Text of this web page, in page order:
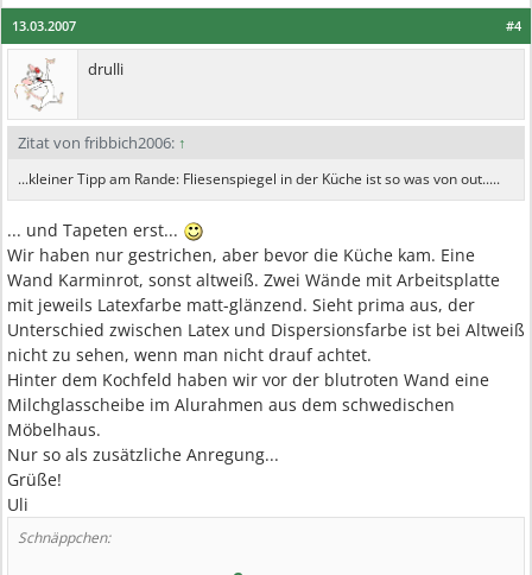
#4
13.03.2007
drulli
Zitat von fribbich2006: ↑
...kleiner Tipp am Rande: Fliesenspiegel in der Küche ist so was von out.....
... und Tapeten erst...
Wir haben nur gestrichen, aber bevor die Küche kam. Eine
Wand Karminrot, sonst altweiß. Zwei Wände mit Arbeitsplatte
mit jeweils Latexfarbe matt-glänzend. Sieht prima aus, der
Unterschied zwischen Latex und Dispersionsfarbe ist bei Altweiß
nicht zu sehen, wenn man nicht drauf achtet.
Hinter dem Kochfeld haben wir vor der blutroten Wand eine
Milchglasscheibe im Alurahmen aus dem schwedischen
Möbelhaus.
Nur so als zusätzliche Anregung...
Grüße!
Uli
Schnäppchen: